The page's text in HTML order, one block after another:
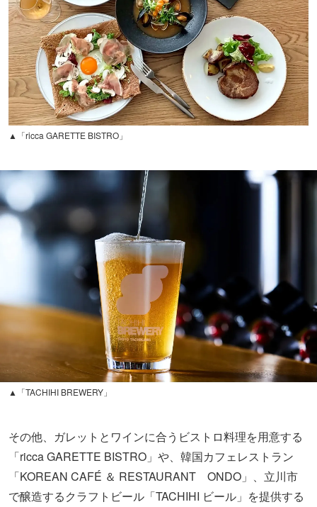
▲「ricca GARETTE BISTRO」
▲「TACHIHI BREWERY」
その他、ガレットとワインに合うビストロ料理を用意する
「ricca GARETTE BISTRO」や、韓国カフェレストラン
「KOREAN CAFÉ ＆ RESTAURANT ONDO」、立川市
で醸造するクラフトビール「TACHIHI ビール」を提供する